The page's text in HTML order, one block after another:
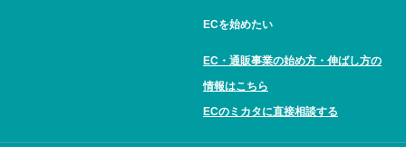
ECを始めたい
EC・通販事業の始め方・伸ばし方の
情報はこちら
ECのミカタに直接相談する